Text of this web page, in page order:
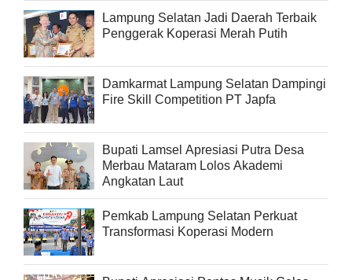
Lampung Selatan Jadi Daerah Terbaik
Penggerak Koperasi Merah Putih
Damkarmat Lampung Selatan Dampingi
Fire Skill Competition PT Japfa
Bupati Lamsel Apresiasi Putra Desa
Merbau Mataram Lolos Akademi
Angkatan Laut
Pemkab Lampung Selatan Perkuat
Transformasi Koperasi Modern